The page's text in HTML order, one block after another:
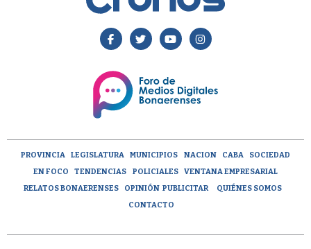
PROVINCIA LEGISLATURA MUNICIPIOS NACION CABA
SOCIEDAD
EN FOCO
TENDENCIAS POLICIALES
VENTANA EMPRESARIAL
RELATOS BONAERENSES
OPINIÓN PUBLICITAR
QUIÉNES SOMOS
CONTACTO